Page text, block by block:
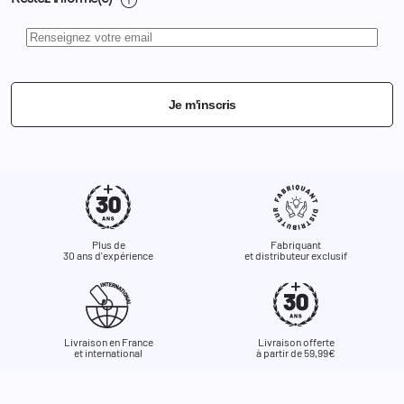
Je m'inscris
Plus de
30 ans d'expérience
Fabriquant
et distributeur exclusif
Livraison en France
et international
Livraison offerte
à partir de 59,99€